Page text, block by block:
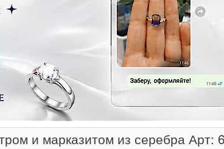
и марказитом из серебра Арт: